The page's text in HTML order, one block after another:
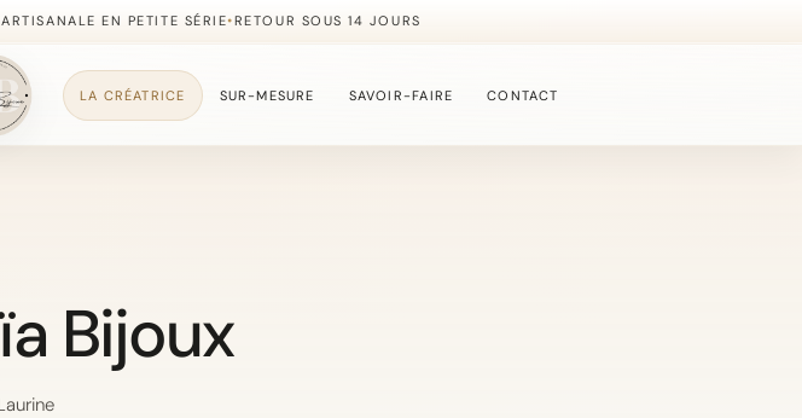
EN PETITE SÉRIE•RETOUR SOUS 14 JOURS
LA CRÉATRICE SUR-MESURE SAVOIR-FAIRE CONTACT
Bijoux